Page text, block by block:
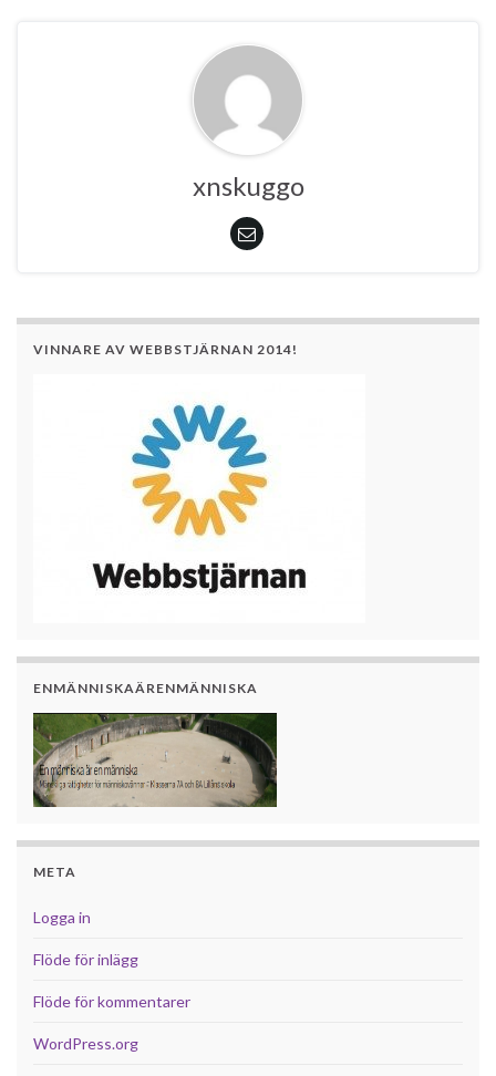
xnskuggo
VINNARE AV WEBBSTJÄRNAN 2014!
ENMÄNNISKAÄRENMÄNNISKA
META
Logga in
Flöde för inlägg
Flöde för kommentarer
WordPress.org